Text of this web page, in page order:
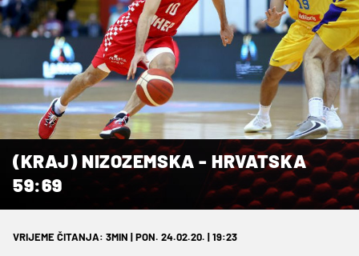
(KRAJ) NIZOZEMSKA - HRVATSKA
59:69
VRIJEME ČITANJA: 3MIN | PON. 24.02.20. | 19:23